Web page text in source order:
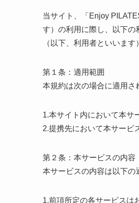
当サイト、「Enjoy
す）の利用に際し、以下
（以下、利用者といいま
第１条：適用範囲
本規約は次の場合に適用さ
1.本サイト内において本サ
2.提携先において本サービ
第２条：本サービスの内容
本サービスの内容は以下の
1.前項所定の各サービスは